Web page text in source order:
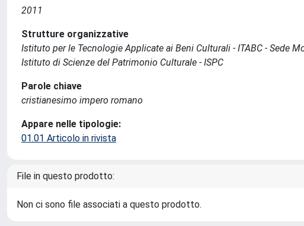
2011
Strutture organizzative
Istituto per le Tecnologie Applicate ai Beni Culturali - ITABC - Sede
Istituto di Scienze del Patrimonio Culturale - ISPC
Parole chiave
cristianesimo impero romano
Appare nelle tipologie:
01.01 Articolo in rivista
File in questo prodotto:
Non ci sono file associati a questo prodotto.